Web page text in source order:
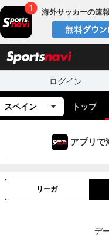
海外サッカーの速
ログイン
スペイン トップ
アプリで
リーガ
デ